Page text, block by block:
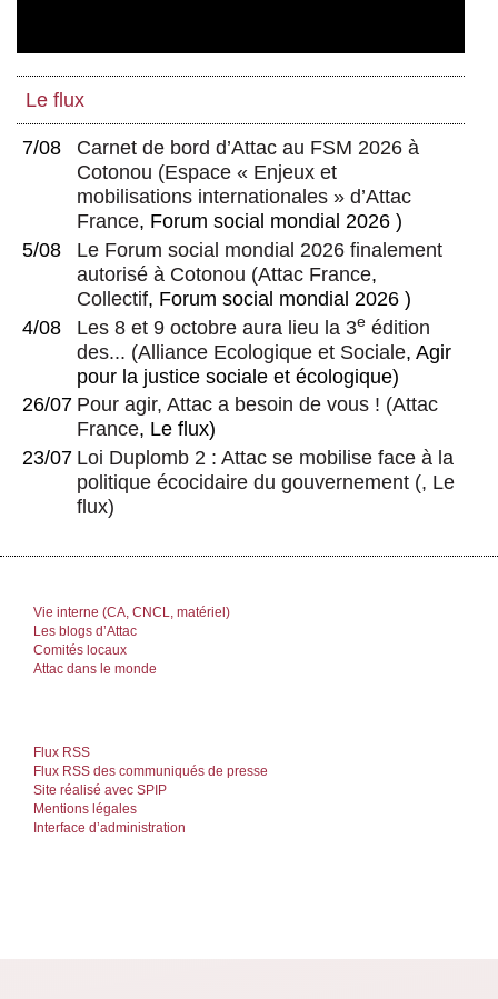
Le flux
7/08
Carnet de bord d’Attac au FSM 2026 à
Cotonou (Espace « Enjeux et
mobilisations internationales » d’Attac
France, Forum social mondial 2026 )
5/08
Le Forum social mondial 2026 finalement
autorisé à Cotonou (Attac France,
Collectif, Forum social mondial 2026 )
4/08
Les 8 et 9 octobre aura lieu la 3e édition
des... (Alliance Ecologique et Sociale, Agir
pour la justice sociale et écologique)
26/07 Pour agir, Attac a besoin de vous ! (Attac
France, Le flux)
23/07 Loi Duplomb 2 : Attac se mobilise face à la
politique écocidaire du gouvernement (, Le
flux)
Vie interne (CA, CNCL, matériel)
Les blogs d’Attac
Comités locaux
Attac dans le monde
Flux RSS
Flux RSS des communiqués de presse
Site réalisé avec SPIP
Mentions légales
Interface d’administration